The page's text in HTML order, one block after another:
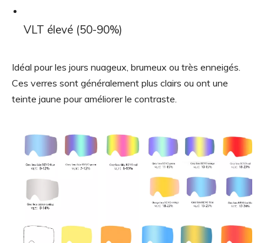
VLT élevé (50-90%)
Idéal pour les jours nuageux, brumeux ou très enneigés.
Ces verres sont généralement plus clairs ou ont une
teinte jaune pour améliorer le contraste.